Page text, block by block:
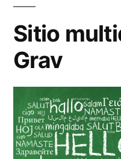
Sitio
Grav